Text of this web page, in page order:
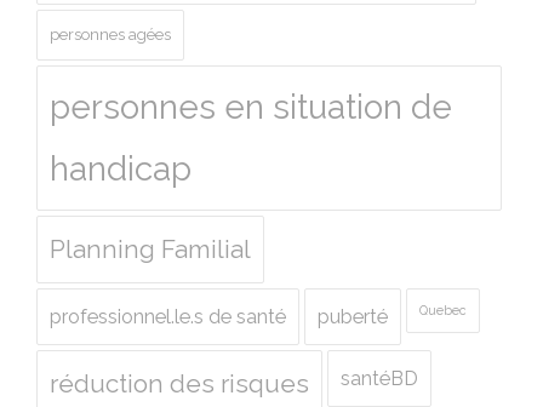
personnes agées
personnes en situation de
handicap
Planning Familial
professionnel.le.s de santé puberté Quebec
réduction des risques santéBD